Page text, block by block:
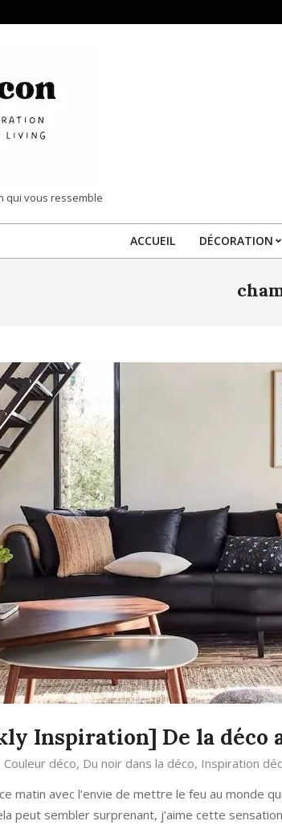
qui vous ressemble
ACCUEIL DÉCORATION
Inspiration] De la déco
Couleur déco, Du noir dans la déco, Inspiration
matin avec l’envie de mettre le feu au monde
peut sembler surprenant, j’aime cette